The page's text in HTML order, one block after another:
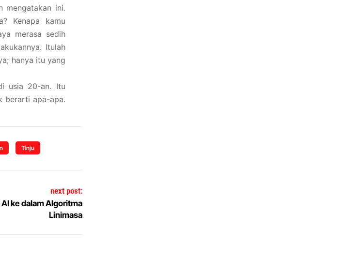
mengatakan ini.
Kenapa kamu
merasa sedih
Itulah
hanya itu yang
usia 20-an. Itu
berarti apa-apa.
Tinju
next post:
ke dalam Algoritma
Linimasa